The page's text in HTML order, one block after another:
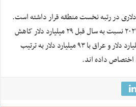
۴۳۱ میلیارد دلاری در رتبه نخست منطقه قرار داشته است.
ذخایر ارزی عربستان در سال ۲۰۲۳ نسبت به سال قبل ۲۹ میلیارد دلار کاهش
داشته است. امارات با ۱۶۹ میلیارد دلار و عراق با ۹۳ میلیارد دلار به ترتیب
اختصاص داده اند.